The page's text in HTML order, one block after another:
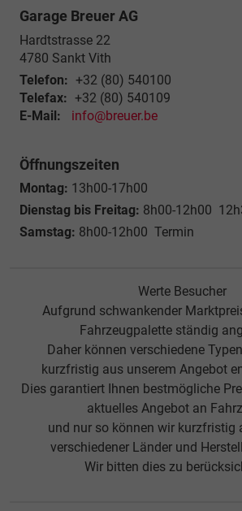
Garage Breuer AG
Hardtstrasse 22
4780 Sankt Vith
Telefon: +32 (80) 540100
Telefax: +32 (80) 540109
E-Mail:
info@breuer.be
Öffnungszeiten
Montag: 13h00-17h00
Dienstag bis Freitag: 8h00-12h00
Samstag: 8h00-12h00 Termin
Werte Besucher
Aufgrund schwankender
Fahrzeugpalette ständig
Daher können verschiedene
kurzfristig aus unserem Angebot
Dies garantiert Ihnen bestmögliche
aktuelles Angebot an
und nur so können wir kurzfristig
verschiedener Länder und
Wir bitten dies zu